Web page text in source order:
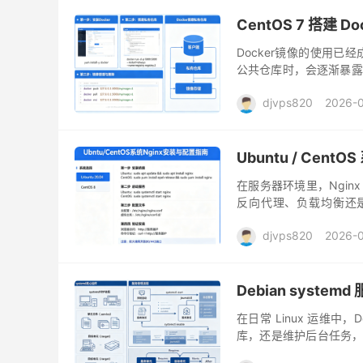
CentOS 7 搭建
Docker镜像的使用已经
公共仓库时，会逐渐暴
djvps820
2026-
Ubuntu / CentOS
在服务器环境里，
反向代理、负载均衡还
djvps820
2026-
Debian systemd
在日常 Linux 运维中，
库，还是维护后台任务